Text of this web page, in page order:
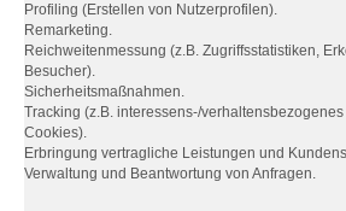
Profiling (Erstellen von Nutzerprofilen).
Remarketing.
Reichweitenmessung (z.B. Zugriffsstatistiken,
Besucher).
Sicherheitsmaßnahmen.
Tracking (z.B. interessens-/
Cookies).
Erbringung vertragliche Leistungen und
Verwaltung und Beantwortung von Anfragen.